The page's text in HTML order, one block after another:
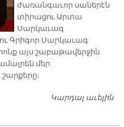
ժառանգաւոր սաներէն
տիրացու Արտա
Սարկաւագ
Գրիգոր Սարկաւագ
այս շաբաթավերջին
մեր
Կարդալ աւելին